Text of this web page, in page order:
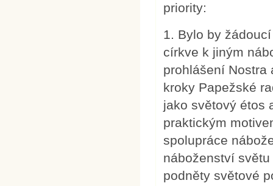
priority:
1. Bylo by
církve k jiným
prohlášení Nostra
kroky Papežské
jako světový étos
praktickým
spolupráce
náboženství
podněty světové